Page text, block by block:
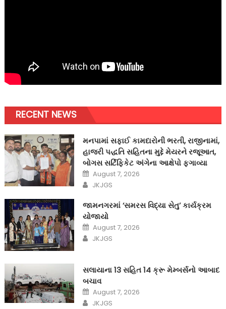
RECENT NEWS
મનપામાં સફાઈ કામદારોની ભરતી, રાજીનામાં,
હાજરી પદ્ધતિ સહિતના મુદ્દે મેયરને રજૂઆત,
બોગસ સર્ટિફિકેટ અંગેના આક્ષેપો ફગાવ્યા
Posted
on
August 7, 2026
Author
JKJGS
જામનગરમાં ‘સમરસ વિદ્યા સેતુ’ કાર્યક્રમ
યોજાયો
Posted
on
August 7, 2026
Author
JKJGS
સલાયાના 13 સહિત 14 ક્રૂ મેમ્બર્સનો આબાદ
બચાવ‎
Posted
on
August 7, 2026
Author
JKJGS